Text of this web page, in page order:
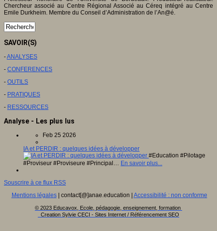
Chercheur associé au Centre Régional Associé au Céreq intégré au Centre
Emile Durkheim. Membre du Conseil d’Administration de l’An@é.
SAVOIR(S)
-ANALYSES
- CONFERENCES
- OUTILS
- PRATIQUES
- RESSOURCES
Analyse - Les plus lus
Feb 25 2026
IA et PERDIR : quelques idées à développer
#Education #Pilotage
#Proviseur #Proviseure #Principal… En savoir plus...
Souscrire à ce flux RSS
Mentions légales| contact[@]anae.education | Accessibilité : non conforme
© 2023 Educavox, Ecole, pédagogie, enseignement, formation
Creation Sylvie CECI - Sites Internet / Référencement SEO